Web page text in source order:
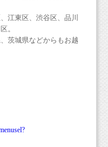
江東区、渋谷区、品川
。
茨城県などからもお越